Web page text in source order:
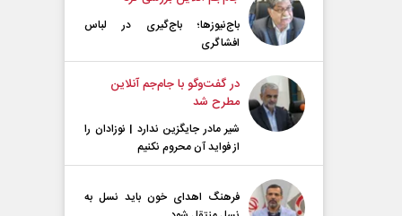
باج‌نیوزها؛ باج‌گیری در لباس
افشاگری
در گفت‌و‌گو با جام‌جم آنلاین
مطرح شد
شیر مادر جایگزین ندارد | نوزادان را
از فواید آن محروم نکنیم
فرهنگ اهدای خون باید نسل به